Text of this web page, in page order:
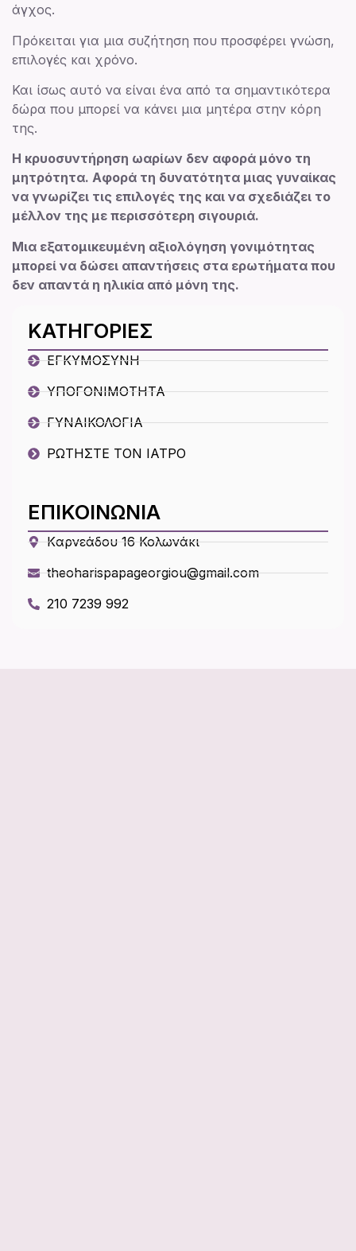
άγχος.
Πρόκειται για μια συζήτηση που προσφέρει γνώση,
επιλογές και χρόνο.
Και ίσως αυτό να είναι ένα από τα σημαντικότερα
δώρα που μπορεί να κάνει μια μητέρα στην κόρη
της.
Η κρυοσυντήρηση ωαρίων δεν αφορά μόνο τη
μητρότητα. Αφορά τη δυνατότητα μιας γυναίκας
να γνωρίζει τις επιλογές της και να σχεδιάζει το
μέλλον της με περισσότερη σιγουριά.
Μια εξατομικευμένη αξιολόγηση γονιμότητας
μπορεί να δώσει απαντήσεις στα ερωτήματα που
δεν απαντά η ηλικία από μόνη της.
ΚΑΤΗΓΟΡΙΕΣ
ΕΓΚΥΜΟΣΥΝΗ
ΥΠΟΓΟΝΙΜΟΤΗΤΑ
ΓΥΝΑΙΚΟΛΟΓΙΑ
ΡΩΤΗΣΤΕ ΤΟΝ ΙΑΤΡΟ
ΕΠΙΚΟΙΝΩΝΙΑ
Kαρνεάδου 16 Κολωνάκι
theoharispapageorgiou@gmail.com
210 7239 992